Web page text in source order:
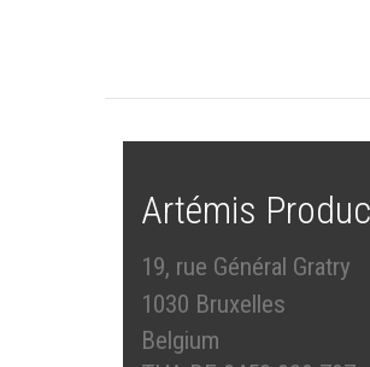
Artémis
19, rue Général Gratry
1030 Bruxelles
Belgium